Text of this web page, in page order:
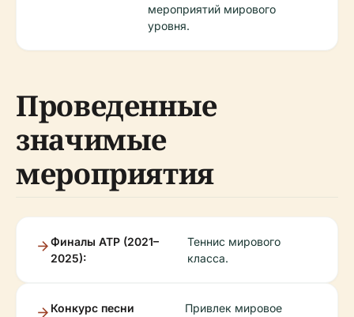
мероприятий мирового
уровня.
Проведенные
значимые
мероприятия
Финалы ATP (2021–
2025):
Теннис мирового
класса.
Конкурс песни
Привлек мировое